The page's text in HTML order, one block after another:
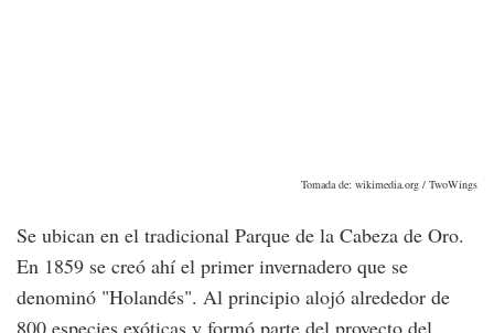
Tomada de: wikimedia.org / TwoWings
Se ubican en el tradicional Parque de la Cabeza de Oro.
En 1859 se creó ahí el primer invernadero que se
denominó "Holandés". Al principio alojó alrededor de
800 especies exóticas y formó parte del proyecto del